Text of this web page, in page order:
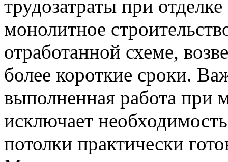
трудозатраты при
монолитное
отработанной схеме,
более короткие сроки.
выполненная работа при
исключает
потолки практически